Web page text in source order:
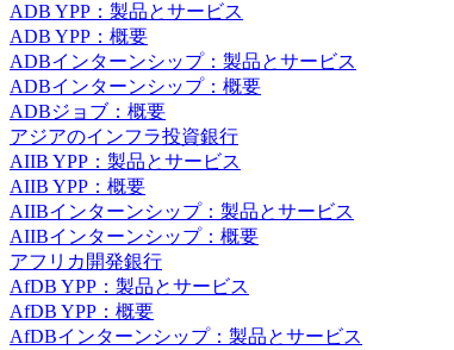
ADB YPP：製品とサービス
ADB YPP：概要
ADBインターンシップ：製品とサービス
ADBインターンシップ：概要
ADBジョブ：概要
アジアのインフラ投資銀行
AIIB YPP：製品とサービス
AIIB YPP：概要
AIIBインターンシップ：製品とサービス
AIIBインターンシップ：概要
アフリカ開発銀行
AfDB YPP：製品とサービス
AfDB YPP：概要
AfDBインターンシップ：製品とサービス